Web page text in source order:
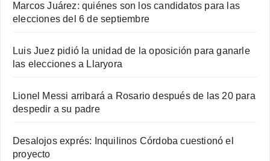
Marcos Juárez: quiénes son los candidatos para las
elecciones del 6 de septiembre
Luis Juez pidió la unidad de la oposición para ganarle
las elecciones a Llaryora
Lionel Messi arribará a Rosario después de las 20 para
despedir a su padre
Desalojos exprés: Inquilinos Córdoba cuestionó el
proyecto